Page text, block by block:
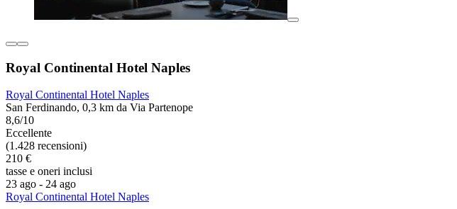
Royal Continental Hotel Naples
Royal Continental Hotel Naples
San Ferdinando, 0,3 km da Via Partenope
8,6/10
Eccellente
(1.428 recensioni)
210 €
tasse e oneri inclusi
23 ago - 24 ago
Royal Continental Hotel Naples